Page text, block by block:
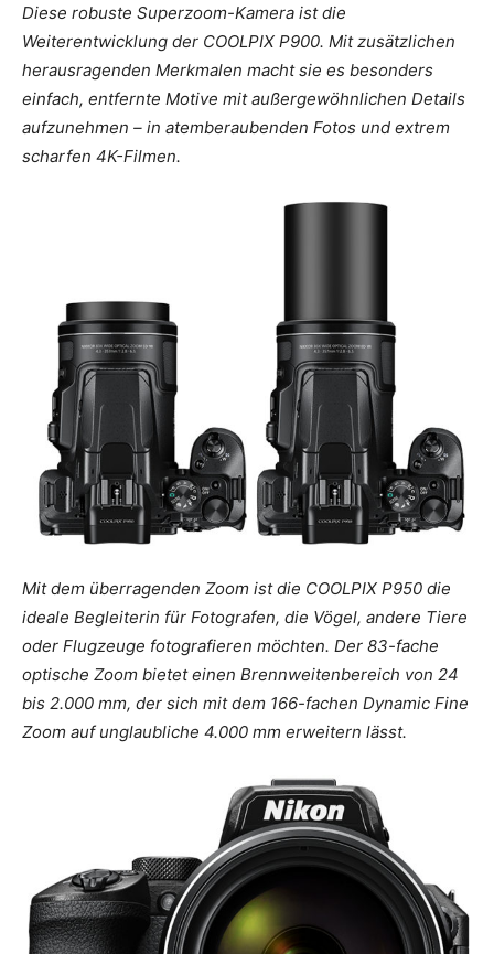
Diese robuste Superzoom-Kamera ist die
Weiterentwicklung der COOLPIX P900. Mit zusätzlichen
herausragenden Merkmalen macht sie es besonders
einfach, entfernte Motive mit außergewöhnlichen Details
aufzunehmen – in atemberaubenden Fotos und extrem
scharfen 4K-Filmen.
Mit dem überragenden Zoom ist die COOLPIX P950 die
ideale Begleiterin für Fotografen, die Vögel, andere Tiere
oder Flugzeuge fotografieren möchten. Der 83-fache
optische Zoom bietet einen Brennweitenbereich von 24
bis 2.000 mm, der sich mit dem 166-fachen Dynamic Fine
Zoom auf unglaubliche 4.000 mm erweitern lässt.